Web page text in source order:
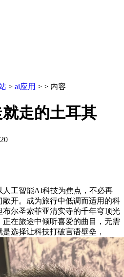
> ai应用 > > 内容
走的土耳其
工智能AI科技为焦点，不必再
开。成为旅行中低调而适用的科
尔圣索菲亚清实寺的千年穹顶光
在旅途中倾听喜爱的曲目，无需
选择让科技打破言语壁垒，